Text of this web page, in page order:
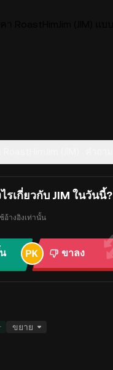
รเกี่ยวกับ JIM ในวันนี้?
อ้างอิงเท่านั้น
ขาลง
ขยาย